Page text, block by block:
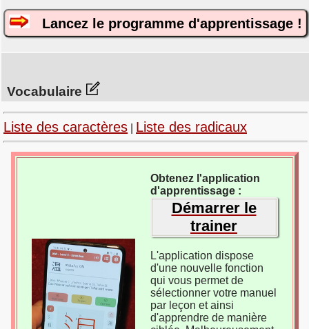
Lancez le programme d'apprentissage !
Vocabulaire
Liste des caractères Liste des radicaux
Obtenez l'application
d'apprentissage :
Démarrer le
trainer
L'application dispose
d'une nouvelle fonction
qui vous permet de
sélectionner votre manuel
par leçon et ainsi
d'apprendre de manière